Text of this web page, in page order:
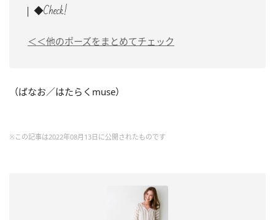
◆Check!
＜＜他のポーズをまとめてチェック
（ばなお／はたらくmuse）
※この記事は2022年08月13日に公開されたものです